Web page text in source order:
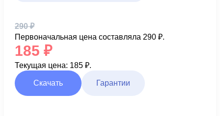
290₽
Первоначальная цена составляла 290 ₽.
185 ₽
Текущая цена: 185 ₽.
Скачать Гарантии